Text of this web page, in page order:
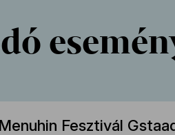
Fesztivál